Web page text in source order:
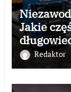
Jakie
Redaktor